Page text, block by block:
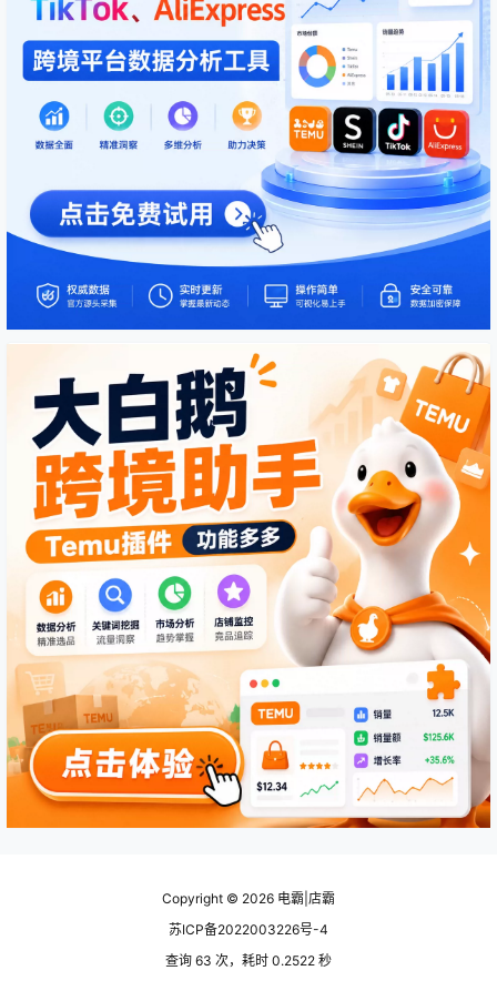
Copyright © 2026 电霸|店霸
苏ICP备2022003226号-4
查询 63 次，耗时 0.2522 秒